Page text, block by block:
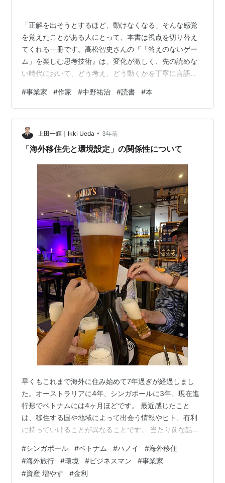
「正解を出そうとするほど、動けなくなる」そんな感覚
を覚えたことがある人にとって、本書は視点を切り替え
てくれる一冊です。高松智史さんの『「答えのないゲー
ム」を楽しむ思考技術』は、変化が激しく、先の読めな
い時代において、どう考え、どう動くかを丁寧に言語化
はありません。だからこそ、“不確実さ”そのものとの向き
合い方が問われている。今回も、特に印象に残った3つの
視点をご紹介します。 1. 正解探しをやめた瞬間、行動が
始まる 多くの人が立ち止まる理由は、「間違えたくな
い」という気持ちです。しかし本書では、答えのない世
#事業家 #作家 #中野祐治 #読書 #本
上田一輝｜Ikki Ueda • 3年前
「海外移住先と環境設定」の関係性について
早くもこれまで海外に住み始めて7年過ぎが経過しまし
た。オーストラリアに4年、シンガポールに3年、現在進
行形でベトナムには4ヶ月ほどです。 最近感じたこと
は、移住する国や地域によって出会う情報やヒト、有利
に持っていけることが異なることです。 当たり前な話で
や地域に住むかの一つの軸にできます。また、コロナ禍
でヒトや情報の行き来するスピードがより早くなったこ
とで、よりこのマインドセットを持つ必要があります。
#シンガポール #ベトナム #ハノイ #海外移住
#海外旅行 #環境 #ビジネスマン #事業家
#資産 増やす #金利